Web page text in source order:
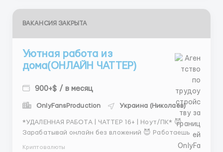
ВАКАНСИЯ ЗАКРЫТА
Уютная работа из
дома(ОНЛАЙН ЧАТТЕР)
900+$ / в месяц
OnlyFansProduction Украина (Николаев)
*УДАЛЕННАЯ РАБОТА | ЧАТТЕР 16+ | Ноут/ПК* 😈
Зарабатывай онлайн без вложений 😈 Работаешь 8
Криптовалюты